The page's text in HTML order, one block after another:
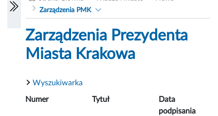
Zarządzenia PMK
Zarządzenia Prezydenta
Miasta Krakowa
Wyszukiwarka
Numer Tytuł
Data
podpisania